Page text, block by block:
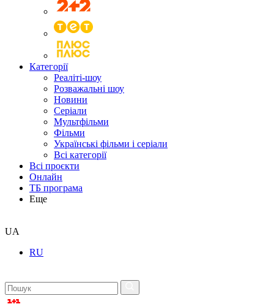
Категорії
Реаліті-шоу
Розважальні шоу
Новини
Серіали
Мультфільми
Фільми
Українські фільми і серіали
Всі категорії
Всі проєкти
Онлайн
ТБ програма
Еще
UA
RU